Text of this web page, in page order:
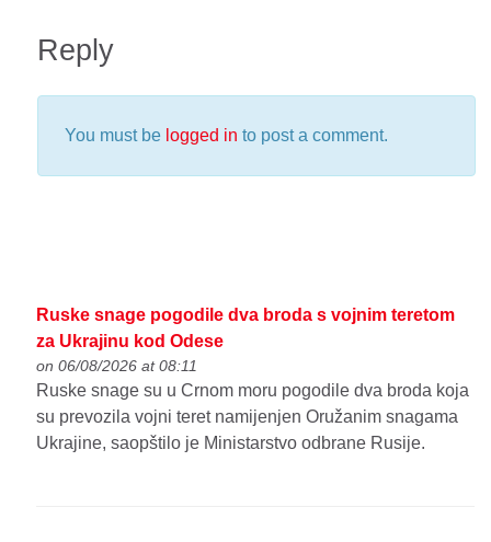
Reply
You must be logged in to post a comment.
Ruske snage pogodile dva broda s vojnim teretom
za Ukrajinu kod Odese
on 06/08/2026 at 08:11
Ruske snage su u Crnom moru pogodile dva broda koja
su prevozila vojni teret namijenjen Oružanim snagama
Ukrajine, saopštilo je Ministarstvo odbrane Rusije.